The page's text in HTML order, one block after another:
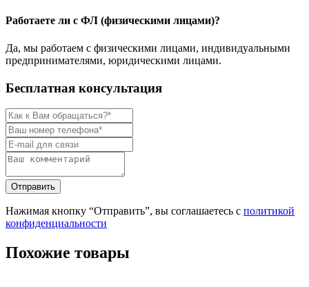
Работаете ли с ФЛ (физическими лицами)?
Да, мы работаем с физическими лицами, индивидуальными
предпринимателями, юридическими лицами.
Бесплатная консультация
Нажимая кнопку “Отправить”, вы соглашаетесь с политикой
конфиденциальности
Похожие товары